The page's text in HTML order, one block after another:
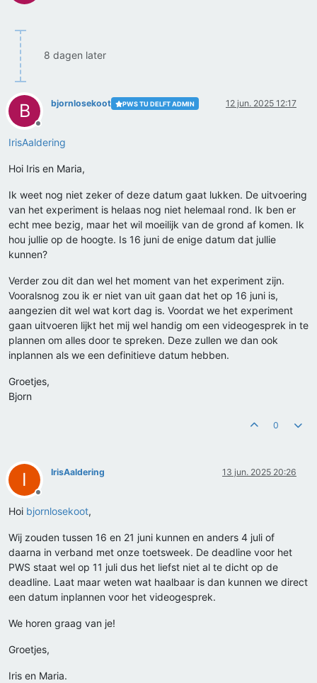
8 dagen later
B
Offline
bjornlosekoot PWS TU DELFT ADMIN 12 jun. 2025 12:17
IrisAaldering
Hoi Iris en Maria,
Ik weet nog niet zeker of deze datum gaat lukken. De uitvoering
van het experiment is helaas nog niet helemaal rond. Ik ben er
echt mee bezig, maar het wil moeilijk van de grond af komen. Ik
hou jullie op de hoogte. Is 16 juni de enige datum dat jullie
kunnen?
Verder zou dit dan wel het moment van het experiment zijn.
Vooralsnog zou ik er niet van uit gaan dat het op 16 juni is,
aangezien dit wel wat kort dag is. Voordat we het experiment
gaan uitvoeren lijkt het mij wel handig om een videogesprek in te
plannen om alles door te spreken. Deze zullen we dan ook
inplannen als we een definitieve datum hebben.
Groetjes,
Bjorn
0
I
Offline
IrisAaldering 13 jun. 2025 20:26
Hoi bjornlosekoot,
Wij zouden tussen 16 en 21 juni kunnen en anders 4 juli of
daarna in verband met onze toetsweek. De deadline voor het
PWS staat wel op 11 juli dus het liefst niet al te dicht op de
deadline. Laat maar weten wat haalbaar is dan kunnen we direct
een datum inplannen voor het videogesprek.
We horen graag van je!
Groetjes,
Iris en Maria.